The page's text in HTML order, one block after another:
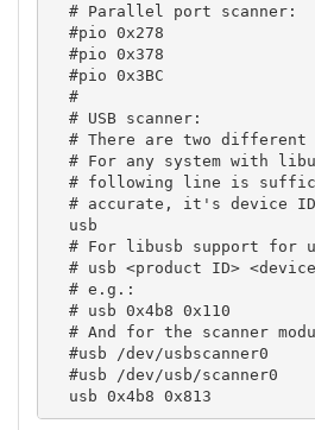
  # Parallel port scanner:
  #pio 0x278
  #pio 0x378
  #pio 0x3BC
  #
  # USB scanner:
# There are two different
# For any system with
# following line is
# accurate, it's device
  usb
# For libusb support for
# usb <product ID>
  # e.g.:
  # usb 0x4b8 0x110
# And for the scanner
  #usb /dev/usbscanner0
  #usb /dev/usb/scanner0
  usb 0x4b8 0x813